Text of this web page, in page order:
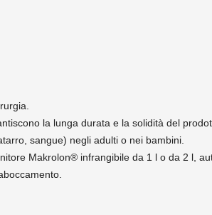
la lunga durata e la solidità del
sangue) negli adulti o nei bambini.
Makrolon® infrangibile da 1 l o da 2 l,